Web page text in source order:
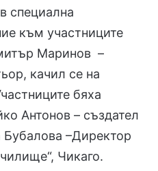
специална
към участниците
Маринов –
качил се на
бяха
Антонов – създател
–Директор
Чикаго.